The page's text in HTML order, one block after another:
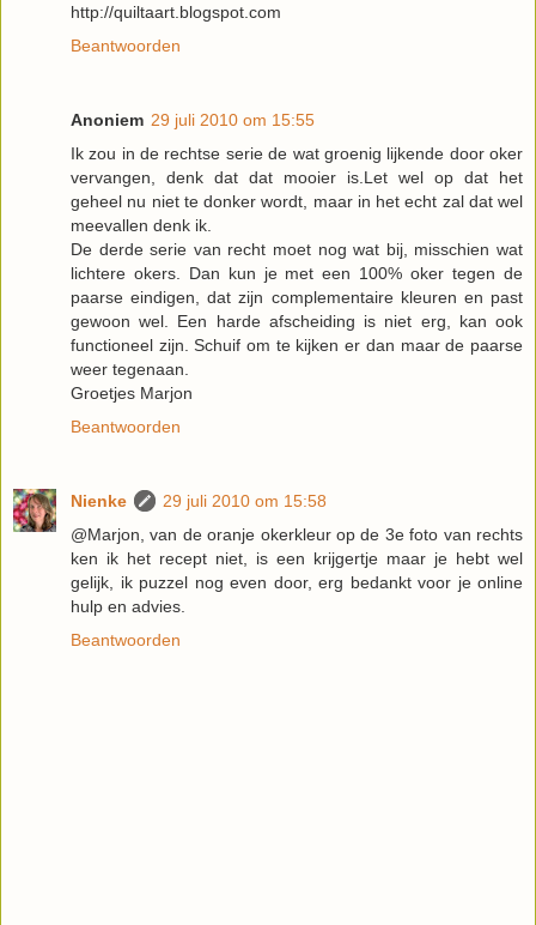
http://quiltaart.blogspot.com
Beantwoorden
Anoniem 29 juli 2010 om 15:55
Ik zou in de rechtse serie de wat groenig lijkende door oker
vervangen, denk dat dat mooier is.Let wel op dat het
geheel nu niet te donker wordt, maar in het echt zal dat wel
meevallen denk ik.
De derde serie van recht moet nog wat bij, misschien wat
lichtere okers. Dan kun je met een 100% oker tegen de
paarse eindigen, dat zijn complementaire kleuren en past
gewoon wel. Een harde afscheiding is niet erg, kan ook
functioneel zijn. Schuif om te kijken er dan maar de paarse
weer tegenaan.
Groetjes Marjon
Beantwoorden
Nienke
29 juli 2010 om 15:58
@Marjon, van de oranje okerkleur op de 3e foto van rechts
ken ik het recept niet, is een krijgertje maar je hebt wel
gelijk, ik puzzel nog even door, erg bedankt voor je online
hulp en advies.
Beantwoorden